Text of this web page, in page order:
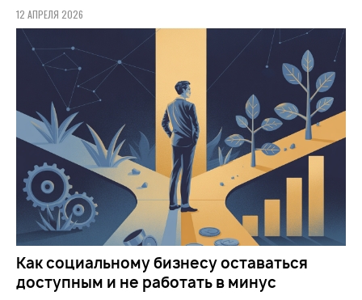
12 АПРЕЛЯ 2026
Как социальному бизнесу оставаться
доступным и не работать в минус